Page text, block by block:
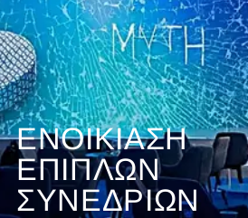
ΕΝΟΙΚΊΑΣΗ
ΕΠΊΠΛΩΝ
ΣΥΝΕΔΡΊΩΝ